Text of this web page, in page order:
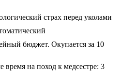
страх перед уколами
бюджет. Окупается за 10
время на поход к медсестре: 3